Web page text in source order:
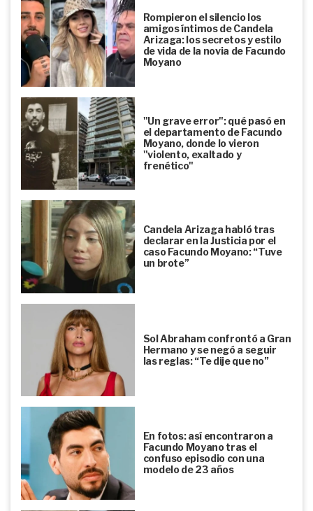
Rompieron el silencio los
amigos íntimos de Candela
Arizaga: los secretos y estilo
de vida de la novia de Facundo
Moyano
"Un grave error": qué pasó en
el departamento de Facundo
Moyano, donde lo vieron
"violento, exaltado y
frenético"
Candela Arizaga habló tras
declarar en la Justicia por el
caso Facundo Moyano: “Tuve
un brote”
Sol Abraham confrontó a Gran
Hermano y se negó a seguir
las reglas: “Te dije que no”
En fotos: así encontraron a
Facundo Moyano tras el
confuso episodio con una
modelo de 23 años